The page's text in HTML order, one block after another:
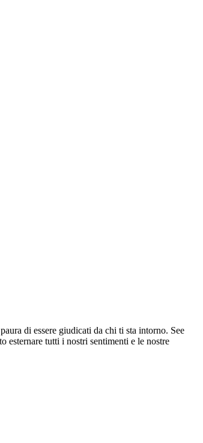
di essere giudicati da chi ti sta intorno. See
esternare tutti i nostri sentimenti e le nostre